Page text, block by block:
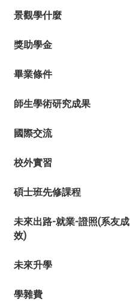
景觀學什麼
獎助學金
畢業條件
師生學術研究成果
國際交流
校外實習
碩士班先修課程
未來出路-就業-證照(系友成
效)
未來升學
學雜費